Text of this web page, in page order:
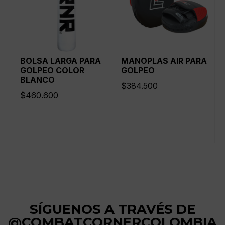
BOLSA LARGA PARA
GOLPEO COLOR
BLANCO
$460.600
MANOPLAS AIR PARA
GOLPEO
$384.500
SÍGUENOS A TRAVÉS DE